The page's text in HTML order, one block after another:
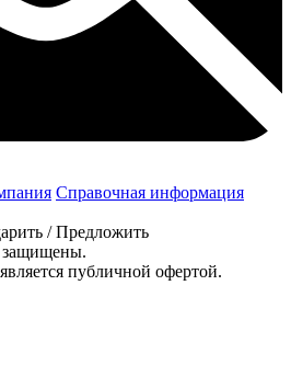
Справочная информация
/ Предложить
публичной офертой.